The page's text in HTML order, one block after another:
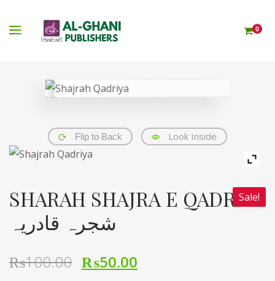
0
Flip to Back Look Inside
Sale!
SHARAH SHAJRA E QADRIYA
شجرہ قادریہ
₨100.00 ₨50.00